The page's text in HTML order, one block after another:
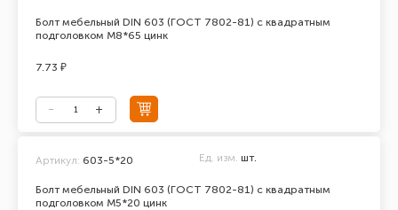
Болт мебельный DIN 603 (ГОСТ 7802-81) с квадратным
подголовком М8*65 цинк
7.73 ₽
Болт мебельный DIN 603 (ГОСТ 7802-81) с квадратным
подголовком М5*20 цинк
Артикул: 603-5*20 Ед. изм. шт.